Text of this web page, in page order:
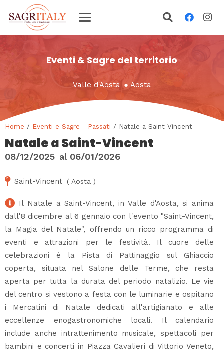
Eventi & Sagre del territorio
Valle d'Aosta ● Aosta
Home / Eventi e Sagre - Passati / Natale a Saint-Vincent
Natale a Saint-Vincent
08/12/2025 al 06/01/2026
Saint-Vincent ( Aosta )
Il Natale a Saint-Vincent, in Valle d'Aosta, si anima
dall'8 dicembre al 6 gennaio con l'evento "Saint-Vincent,
la Magia del Natale", offrendo un ricco programma di
eventi e attrazioni per le festività. Il cuore delle
celebrazioni è la Pista di Pattinaggio sul Ghiaccio
coperta, situata nel Salone delle Terme, che resta
aperta per tutta la durata del periodo natalizio. Le vie
del centro si vestono a festa con le luminarie e ospitano
i Mercatini di Natale dedicati all'artigianato e alle
eccellenze enogastronomiche locali. Il calendario
include anche intrattenimento musicale, spettacoli per
bambini e concerti in Piazza Cavalieri di Vittorio Veneto,